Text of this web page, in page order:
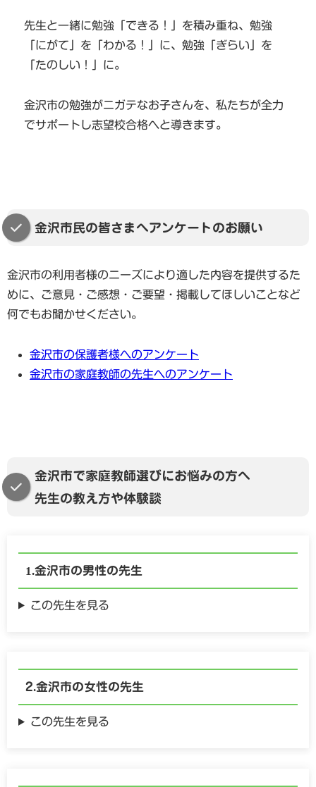
先生と一緒に勉強「できる！」を積み重ね、勉強
「にがて」を「わかる！」に、勉強「ぎらい」を
「たのしい！」に。
金沢市の勉強がニガテなお子さんを、私たちが全力
でサポートし志望校合格へと導きます。
金沢市民の皆さまへアンケートのお願い
金沢市の利用者様のニーズにより適した内容を提供するた
めに、ご意見・ご感想・ご要望・掲載してほしいことなど
何でもお聞かせください。
金沢市の保護者様へのアンケート
金沢市の家庭教師の先生へのアンケート
金沢市で家庭教師選びにお悩みの方へ
先生の教え方や体験談
金沢市の男性の先生
この先生を見る
金沢市の女性の先生
この先生を見る